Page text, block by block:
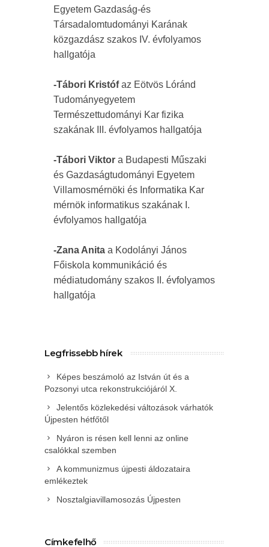
Egyetem Gazdaság-és
Társadalomtudományi Karának
közgazdász szakos IV. évfolyamos
hallgatója
-Tábori Kristófaz Eötvös Lóránd
Tudományegyetem
Természettudományi Kar fizika
szakának III. évfolyamos hallgatója
-Tábori Viktor a Budapesti Műszaki
és Gazdaságtudományi Egyetem
Villamosmérnöki és Informatika Kar
mérnök informatikus szakának I.
évfolyamos hallgatója
-Zana Anita a Kodolányi János
Főiskola kommunikáció és
médiatudomány szakos II. évfolyamos
hallgatója
Legfrissebb hírek
Képes beszámoló az István út és a
Pozsonyi utca rekonstrukciójáról X.
Jelentős közlekedési változások várhatók
Újpesten hétfőtől
Nyáron is résen kell lenni az online
csalókkal szemben
A kommunizmus újpesti áldozataira
emlékeztek
Nosztalgiavillamosozás Újpesten
Címkefelhő